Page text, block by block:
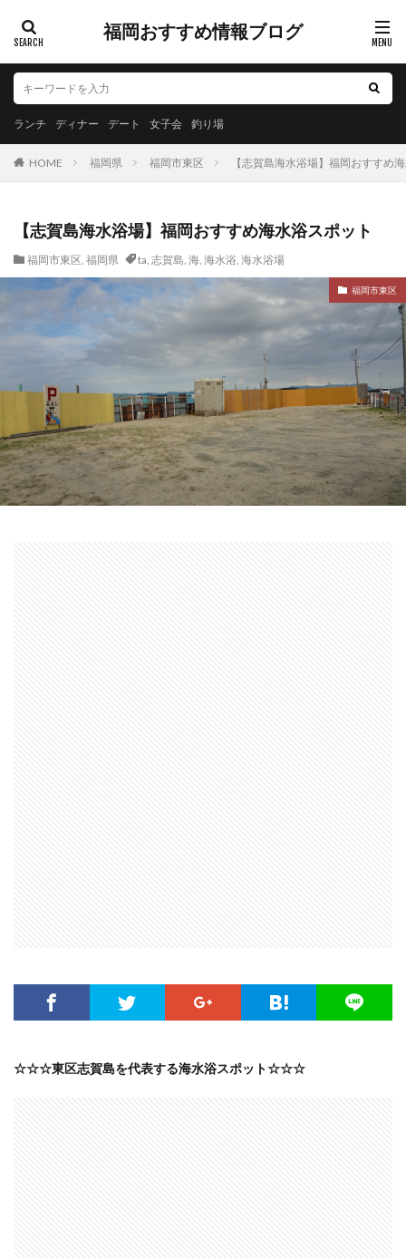
福岡おすすめ情報ブログ
ランチ ディナー デート 女子会 釣り場
HOME 福岡県 福岡市東区 【志賀島海水浴場】福岡おすすめ
【志賀島海水浴場】福岡おすすめ海水浴スポット
福岡市東区, 福岡県 ta, 志賀島, 海, 海水浴, 海水浴場
福岡市東区
☆☆☆東区志賀島を代表する海水浴スポット☆☆☆